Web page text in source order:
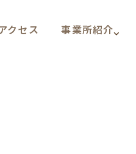
クセス 事業所紹介